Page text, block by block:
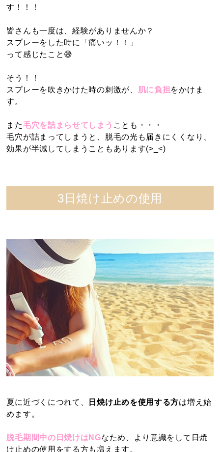
初めての方へ アクセス モニター募集 料金表
脱毛 フェイシャルエステ
痩身エステ バストケア
す！！！
皆さんも一度は、経験がありませんか？
スプレーをした時に「痛いッ！！」
って感じたこと😅
そう！！
スプレーを吹きかけた時の刺激が、 肌に負担 をかけま
す。
また毛穴を詰まらせてしまう ことも・・・
毛穴が詰まってしまうと、脱毛の光も届きにくくなり、
効果が半減してしまうこともあります(>_<)
3日焼け止めの使用
夏に近づくにつれて、 日焼け止めを使用する方は増え始
めます。
脱毛期間中の日焼けはNGなため、より意識をして日焼
け止めの使用をする方も増えます。